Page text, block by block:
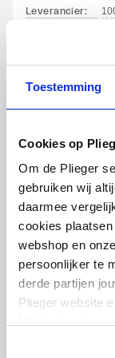
Toestemming
Cookies op
Om de Plieger
gebruiken wij
daarmee
cookies
webshop en
persoonlijker te
derde partijen
Plieger website
aansluiting
Met rozetten /
Voorzien van
Voorbereid
conform EN
Leverancier:
artikel:
Leverancier: